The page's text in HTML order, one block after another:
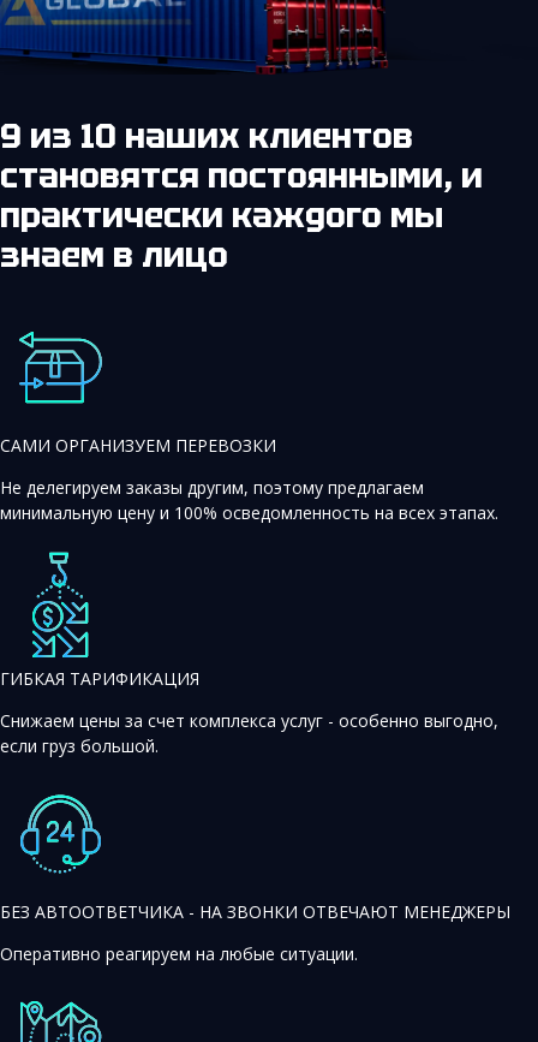
9 из 10 наших клиентов
становятся постоянными, и
практически каждого мы
знаем в лицо
САМИ ОРГАНИЗУЕМ ПЕРЕВОЗКИ
Не делегируем заказы другим, поэтому предлагаем
минимальную цену и 100% осведомленность на всех этапах.
ГИБКАЯ ТАРИФИКАЦИЯ
Снижаем цены за счет комплекса услуг - особенно выгодно,
если груз большой.
БЕЗ АВТООТВЕТЧИКА - НА ЗВОНКИ ОТВЕЧАЮТ МЕНЕДЖЕРЫ
Оперативно реагируем на любые ситуации.